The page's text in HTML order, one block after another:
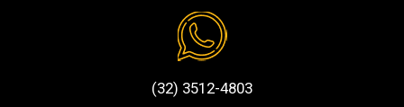
(32) 3512-4803